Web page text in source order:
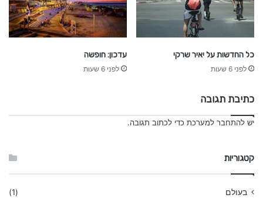
כל החדשות על יאיר שרקי
לפני 6 שעות
עדכון: חופשה
לפני 6 שעות
כתיבת תגובה
יש להתחבר למערכת כדי לכתוב תגובה.
קטגוריות
בעולם
(1)